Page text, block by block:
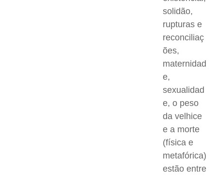
solidão,
rupturas e
reconciliaç
ões,
maternidad
e,
sexualidad
e, o peso
da velhice
e a morte
(física e
metafórica)
estão entre